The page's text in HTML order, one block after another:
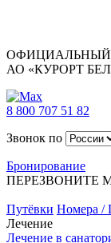
ОФИЦИАЛЬНЫЙ
АО «КУРОРТ
8 800 707 51 82
Звонок по
Бронирование
ПЕРЕЗВОНИТЕ
Путёвки Номера /
Лечение
Лечение в